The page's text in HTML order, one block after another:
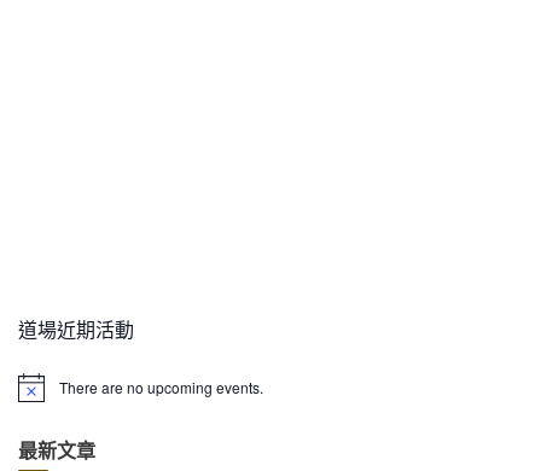
道場近期活動
N
i
There are no upcoming events.
最新文章